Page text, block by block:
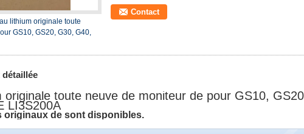
lithium originale toute
GS10, GS20, G30, G40,
Contact
originale toute neuve de moniteur de pour GS10,
LI3S200A
originaux de sont disponibles.